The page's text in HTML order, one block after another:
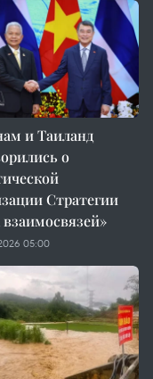
и Таиланд
о
Стратегии
взаимосвязей»
05:00